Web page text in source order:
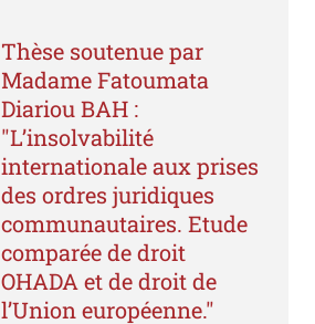
Thèse soutenue par
Madame Fatoumata
Diariou BAH :
"L’insolvabilité
internationale aux prises
des ordres juridiques
communautaires. Etude
comparée de droit
OHADA et de droit de
l’Union européenne."